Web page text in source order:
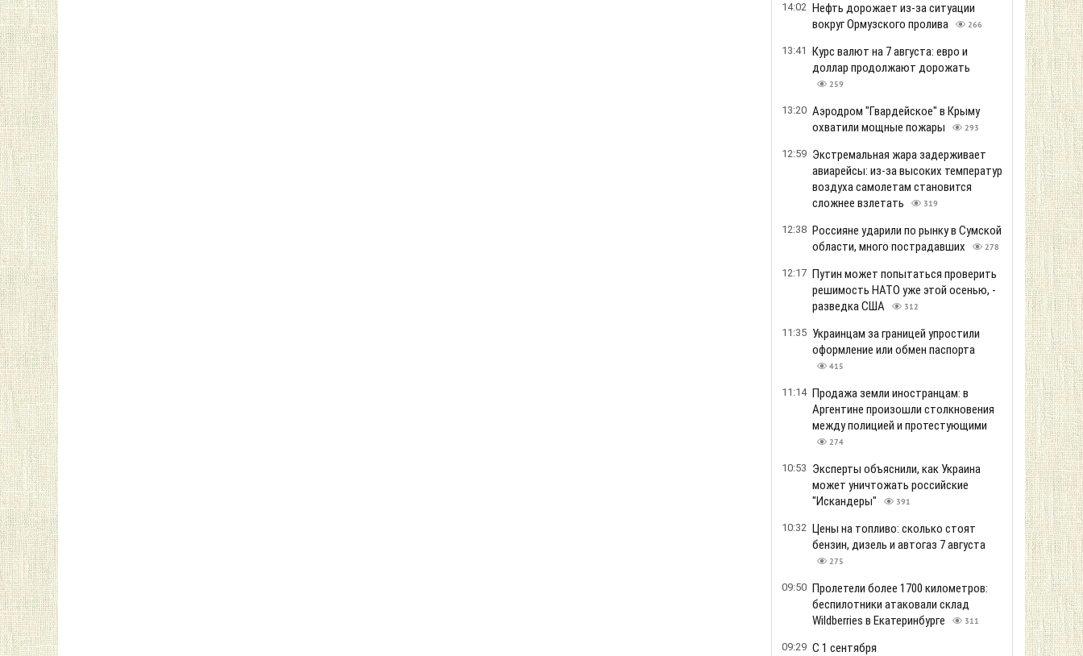
14:02 Нефть дорожает из-за ситуации
вокруг Ормузского пролива
266
13:41 Курс валют на 7 августа: евро и
доллар продолжают дорожать
259
13:20 Аэродром "Гвардейское" в Крыму
охватили мощные пожары
293
12:59 Экстремальная жара задерживает
авиарейсы: из-за высоких температур
воздуха самолетам становится
сложнее взлетать
319
12:38 Россияне ударили по рынку в Сумской
области, много пострадавших
278
12:17 Путин может попытаться проверить
решимость НАТО уже этой осенью, -
разведка США
312
11:35 Украинцам за границей упростили
оформление или обмен паспорта
415
11:14 Продажа земли иностранцам: в
Аргентине произошли столкновения
между полицией и протестующими
274
10:53 Эксперты объяснили, как Украина
может уничтожать российские
"Искандеры"
391
10:32 Цены на топливо: сколько стоят
бензин, дизель и автогаз 7 августа
275
09:50 Пролетели более 1700 километров:
беспилотники атаковали склад
Wildberries в Екатеринбурге
311
09:29 С 1 сентября